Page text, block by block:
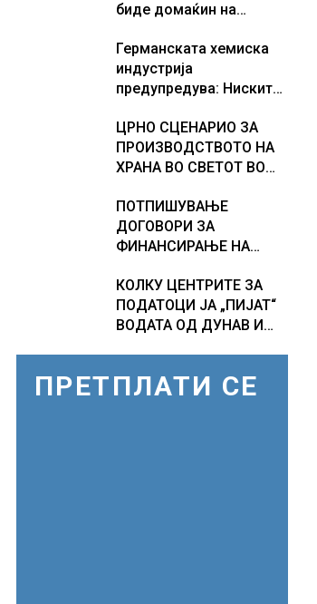
биде домаќин на
HalkVelo Green
Германската хемиска
индустрија
предупредува: Ниските
да го намалат
производството
ЦРНО СЦЕНАРИО ЗА
ПРОИЗВОДСТВОТО НА
ХРАНА ВО СВЕТОТ ВО
ќе доведе
дополнителни 50
милиони луѓе во акутен
ПОТПИШУВАЊЕ
ДОГОВОРИ ЗА
ФИНАНСИРАЊЕ НА
ПАЛАНКА-ДЕВЕ БАИР
КОЛКУ ЦЕНТРИТЕ ЗА
ПОДАТОЦИ ЈА „ПИЈАТ“
ВОДАТА ОД ДУНАВ И
Европа по бројот на
ПРЕТПЛАТИ СЕ